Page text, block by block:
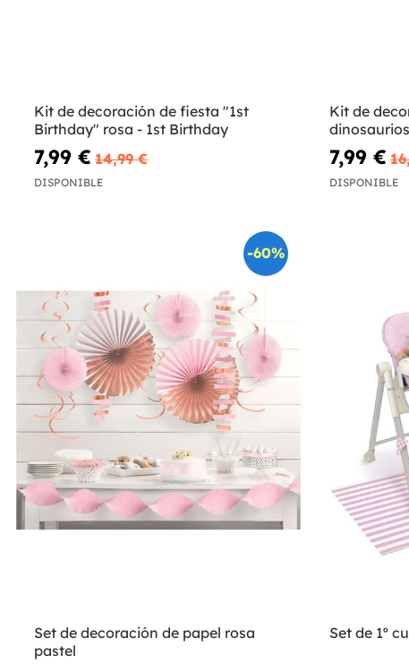
Kit de decoración de fiesta "1st
Birthday" rosa - 1st Birthday
7,99 € 14,99 €
DISPONIBLE
Kit de
7,99 €
DISPONIBLE
-60%
Set de decoración de papel rosa
pastel
Set de 1º